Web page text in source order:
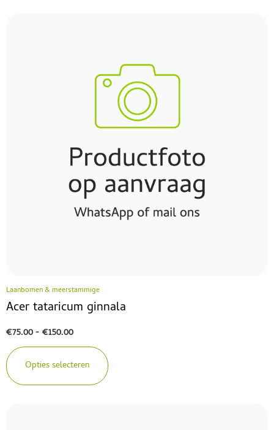
Laanbomen & meerstammige
Acer tataricum ginnala
€75.00-€150.00
Opties selecteren